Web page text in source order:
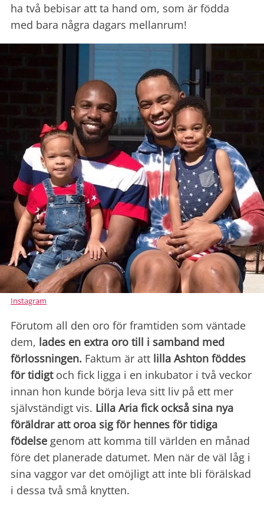
ha två bebisar att ta hand om, som är födda
med bara några dagars mellanrum!
Instagram
Förutom all den oro för framtiden som väntade
dem, lades en extra oro till i samband med
förlossningen. Faktum är att lilla Ashton föddes
för tidigtoch fick ligga i en inkubator i två veckor
innan hon kunde börja leva sitt liv på ett mer
självständigt vis. Lilla Aria fick också sina nya
föräldrar att oroa sig för hennes för tidiga
födelse genom att komma till världen en månad
före det planerade datumet. Men när de väl låg i
sina vaggor var det omöjligt att inte bli förälskad
i dessa två små knytten.